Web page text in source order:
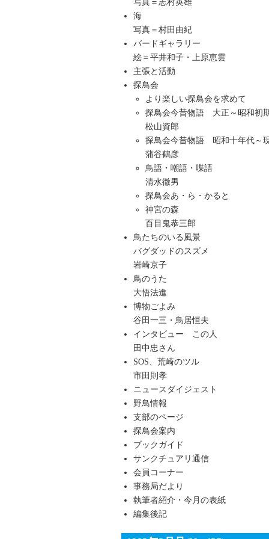
写真＝志村英雄
海
写真＝村田由紀
バードギャラリー
絵＝平井和子・上原恵雲
主張と活動
探鳥会
より楽しい探鳥会を求めて
探鳥会今昔物語 大正～昭和初
松山資郎
探鳥会今昔物語 昭和十年代～
蒲谷鶴彦
鳥語・嘲語・喋語
清水徹男
探鳥会あ・ら・かると
神宮の森
百目鬼恭三郎
鳥たちのいる風景
バグダッドのスズメ
岩崎京子
鳥のうた
大悟法進
博物ごよみ
谷田一三・鳥居恒夫
インタビュー この人
田中忠さん
SOS、荒崎のツル
市田則孝
ニュースダイジェスト
野鳥情報
支部のページ
探鳥会案内
ブックガイド
サンクチュアリ通信
会員コーナー
事務局だより
執筆者紹介・今月の表紙
編集後記